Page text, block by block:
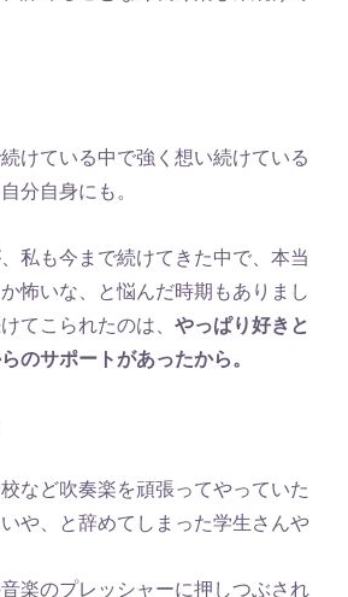
けている中で強く想い続けている
分自身にも。
私も今まで続けてきた中で、本当
怖いな、と悩んだ時期もありまし
てこられたのは、やっぱり好きと
のサポートがあったから。
など吹奏楽を頑張ってやっていた
や、と辞めてしまった学生さんや
楽のプレッシャーに押しつぶされ